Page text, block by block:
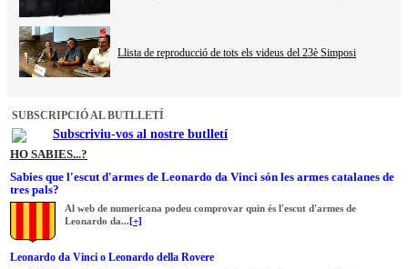
Llista de reproducció de tots els videus del 23è Simposi
SUBSCRIPCIÓ AL BUTLLETÍ
Subscriviu-vos al nostre butlletí
HO SABIES...?
Sabies que l'escut d'armes de Leonardo da Vinci són les armes catalanes de
tres pals?
Al web de numericana podeu comprovar quin és l'escut d'armes de
Leonardo da... [+]
Leonardo da Vinci o Leonardo della Rovere